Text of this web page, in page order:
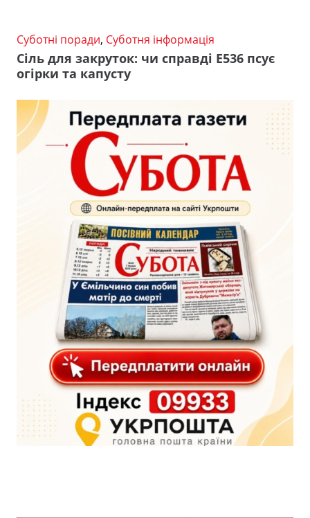
Суботні поради, Суботня інформація
Сіль для закруток: чи справді Е536 псує
огірки та капусту